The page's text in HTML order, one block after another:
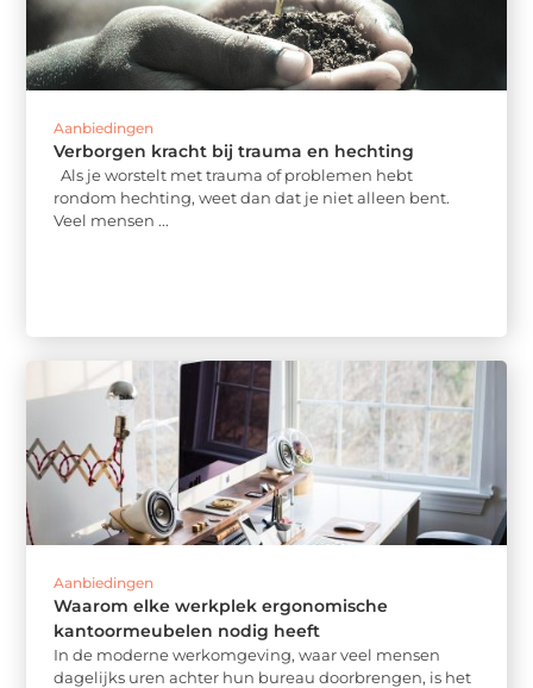
Aanbiedingen
Verborgen kracht bij trauma en hechting
Als je worstelt met trauma of problemen hebt
rondom hechting, weet dan dat je niet alleen bent.
Veel mensen ...
Aanbiedingen
Waarom elke werkplek ergonomische
kantoormeubelen nodig heeft
In de moderne werkomgeving, waar veel mensen
dagelijks uren achter hun bureau doorbrengen, is het